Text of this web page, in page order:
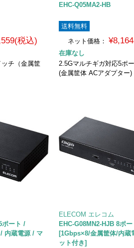
税込)
チ（金属筐
EHC-Q05MA2-HB
送料無料
ネット価格：
在庫なし
2.5Gマルチギガ対応5ポ
(金属筐体 ACアダプター)
ポート /
内蔵電源 / マ
ELECOM エレコム
EHC-G08MN2-HJB 8ポー
[1Gbps×8/金属筐体/内蔵
ット付き]